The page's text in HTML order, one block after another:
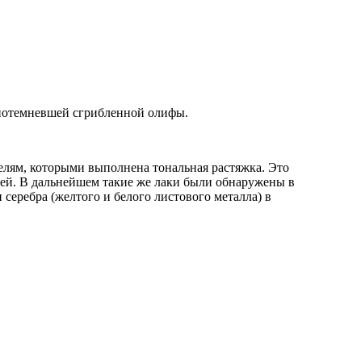
сгрибленной олифы.
которыми выполнена тональная растяжка. Это
В дальнейшем такие же лаки были обнаружены в
(желтого и белого листового металла) в